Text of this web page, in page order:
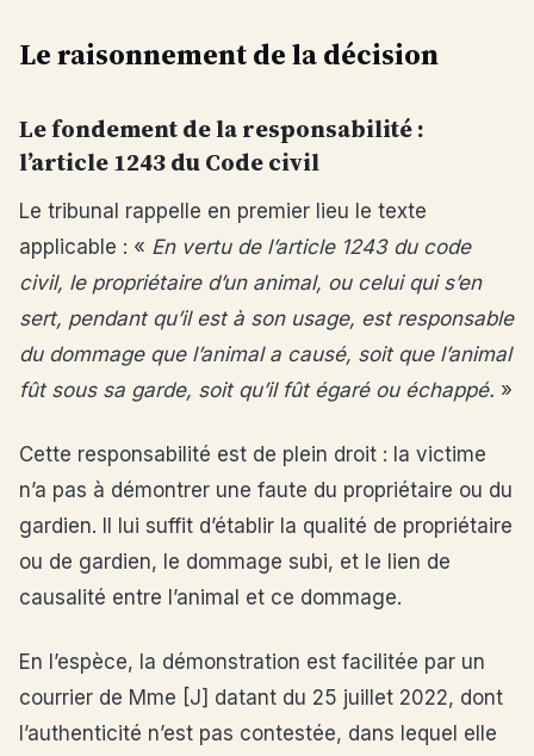
Le raisonnement de la décision
Le fondement de la responsabilité :
l’article 1243 du Code civil
Le tribunal rappelle en premier lieu le texte
applicable : « En vertu de l’article 1243 du code
civil, le propriétaire d’un animal, ou celui qui s’en
sert, pendant qu’il est à son usage, est responsable
du dommage que l’animal a causé, soit que l’animal
fût sous sa garde, soit qu’il fût égaré ou échappé. »
Cette responsabilité est de plein droit : la victime
n’a pas à démontrer une faute du propriétaire ou du
gardien. Il lui suffit d’établir la qualité de propriétaire
ou de gardien, le dommage subi, et le lien de
causalité entre l’animal et ce dommage.
En l’espèce, la démonstration est facilitée par un
courrier de Mme [J] datant du 25 juillet 2022, dont
l’authenticité n’est pas contestée, dans lequel elle